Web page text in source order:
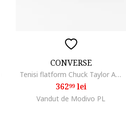
CONVERSE
Tenisi flatform Chuck Taylor All Star High, Alb/Negru
36299lei
Vandut de Modivo PL